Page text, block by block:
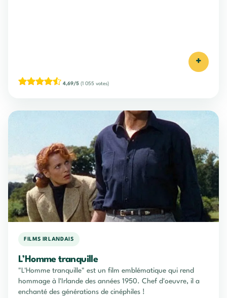
+
4,69/5 (1 055 votes)
FILMS IRLANDAIS
L’Homme tranquille
"L'Homme tranquille" est un film emblématique qui rend
hommage à l'Irlande des années 1950. Chef d'oeuvre, il a
enchanté des générations de cinéphiles !